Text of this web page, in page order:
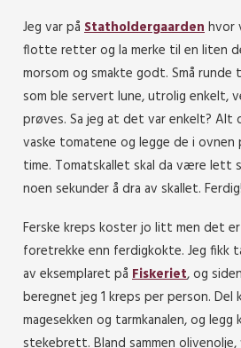
Jeg var på Statholdergaardenhvor
flotte retter og la merke til en liten
morsom og smakte godt. Små
som ble servert lune, utrolig enkelt,
prøves. Sa jeg at det var enkelt? Alt
vaske tomatene og legge de i ovnen
time. Tomatskallet skal da være lett
noen sekunder å dra av skallet. Ferdig!
Ferske kreps koster jo litt men det er
foretrekke enn ferdigkokte. Jeg fikk
av eksemplaret på Fiskeriet, og
beregnet jeg 1 kreps per person. Del
magesekken og tarmkanalen, og
stekebrett. Bland sammen